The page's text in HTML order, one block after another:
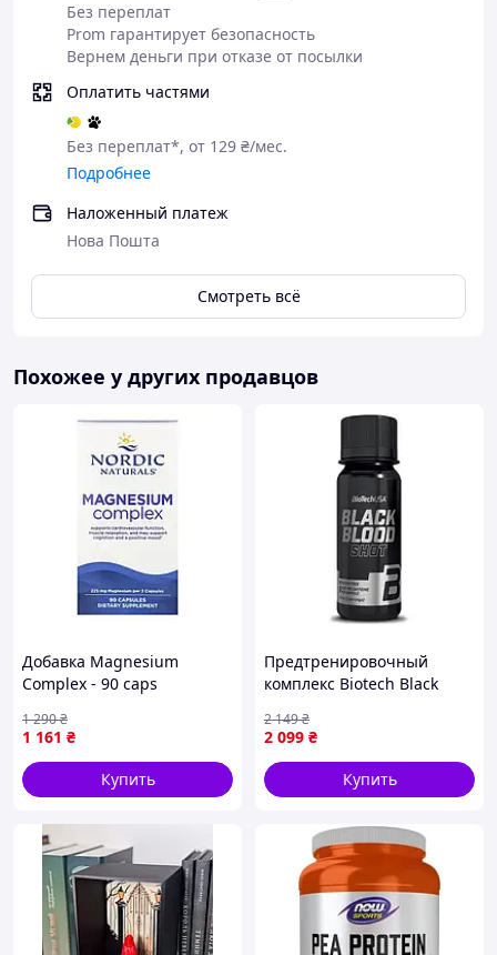
Без переплат
Prom гарантирует безопасность
Вернем деньги при отказе от посылки
Оплатить частями
Без переплат*, от 129 ₴/мес.
Подробнее
Наложенный платеж
Нова Пошта
Смотреть всё
Похожее у других продавцов
Добавка Magnesium
Complex - 90 caps
1 161 ₴
1 290₴
Купить
Предтренировочный
комплекс Biotech Black
lemonade) (22041-01)
2 099 ₴
2 149₴
Купить